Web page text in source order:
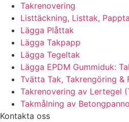
Takrenovering
Listtäckning, Listtak,
Lägga Plåttak
Lägga Takpapp
Lägga Tegeltak
Lägga EPDM Gummiduk:
Tvätta Tak, Takrengöring &
Takrenovering av Lertegel
Takmålning av
Kontakta oss